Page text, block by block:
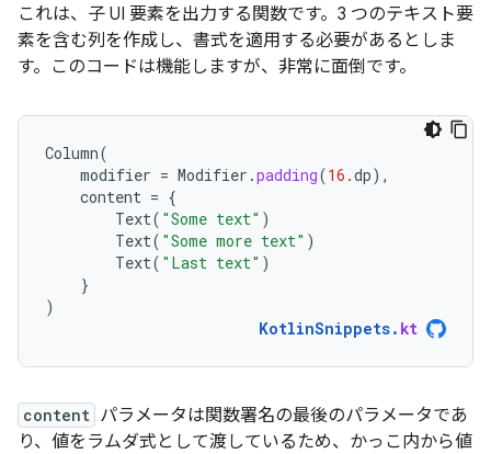
これは、子 UI 要素を出力する関数です。3 つのテキスト要
素を含む列を作成し、書式を適用する必要があるとしま
す。このコードは機能しますが、非常に面倒です。
Column(
modifier = Modifier .padding(16.dp),
content = {
Text( "Some text" )
Text( "Some more text" )
Text( "Last text" )
}
)
KotlinSnippets. kt
content パラメータは関数署名の最後のパラメータであ
り、値をラムダ式として渡しているため、かっこ内から値